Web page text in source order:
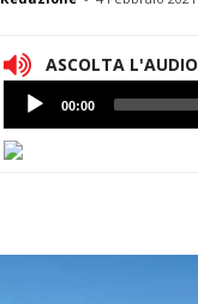
ASCOLTA L'AUDIO
Lettore
Audio
00:00